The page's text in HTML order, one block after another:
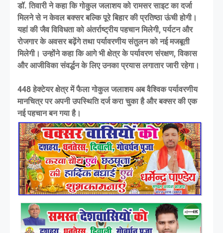
डॉ. तिवारी ने कहा कि गोकुल जलाशय को रामसर साइट का दर्जा
मिलने से न केवल बक्सर बल्कि पूरे बिहार की प्रतिष्ठा ऊंची होगी।
यहां की जैव विविधता को अंतर्राष्ट्रीय पहचान मिलेगी, पर्यटन और
रोजगार के अवसर बढ़ेंगे तथा पर्यावरणीय संतुलन को नई मजबूती
मिलेगी। उन्होंने कहा कि आगे भी क्षेत्र के पर्यावरण संरक्षण, विकास
और आजीविका संवर्द्धन के लिए उनका प्रयास लगातार जारी रहेगा।
448 हेक्टेयर क्षेत्र में फैला गोकुल जलाशय अब वैश्विक पर्यावरणीय
मानचित्र पर अपनी उपस्थिति दर्ज करा चुका है और बक्सर की एक
नई पहचान बन गया है।